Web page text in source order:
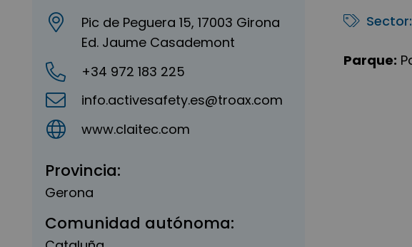
Pic de Peguera 15, 17003 Girona
Ed. Jaume Casademont
+34 972 183 225
info.activesafety.es@troax.com
www.claitec.com
Provincia:
Gerona
Comunidad autónoma:
Sector:
Parque: